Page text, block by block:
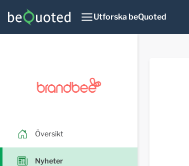
Utforska beQuoted
Översikt
Nyheter